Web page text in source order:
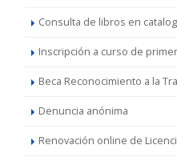
Consulta de libros en
Inscripción a curso de
Beca Reconocimiento a la
Denuncia anónima
Renovación online de